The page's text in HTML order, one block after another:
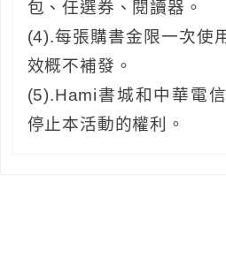
包、任選券、閱讀器。
(4).每張購書金限一次使
效概不補發。
(5).Hami書城和中華電
停止本活動的權利。